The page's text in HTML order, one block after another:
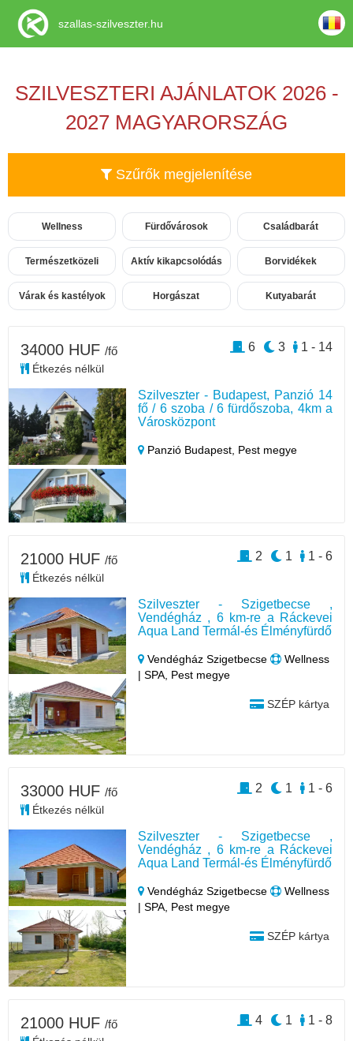
SZILVESZTERI AJÁNLATOK 2026 -
2027 MAGYARORSZÁG
Szűrők megjelenítése
Wellness Fürdővárosok Családbarát
Természetközeli Aktív kikapcsolódás Borvidékek
Várak és kastélyok Horgászat Kutyabarát
Szilveszter - Budapest, Panzió 14
fő / 6 szoba / 6 fürdőszoba, 4km a
Városközpont
Panzió Budapest, Pest megye
34000 HUF /fő
Étkezés nélkül
1 - 14
3
6
Szilveszter - Szigetbecse ,
Vendégház , 6 km-re a Ráckevei
Aqua Land Termál-és Élményfürdő
Vendégház Szigetbecse
Wellness
| SPA, Pest megye
SZÉP kártya
21000 HUF /fő
Étkezés nélkül
1 - 6
1
2
Szilveszter - Szigetbecse ,
Vendégház , 6 km-re a Ráckevei
Aqua Land Termál-és Élményfürdő
Vendégház Szigetbecse
Wellness
| SPA, Pest megye
SZÉP kártya
33000 HUF /fő
Étkezés nélkül
1 - 6
1
2
21000 HUF /fő 1 - 8
1
4
szallas-szilveszter.hu